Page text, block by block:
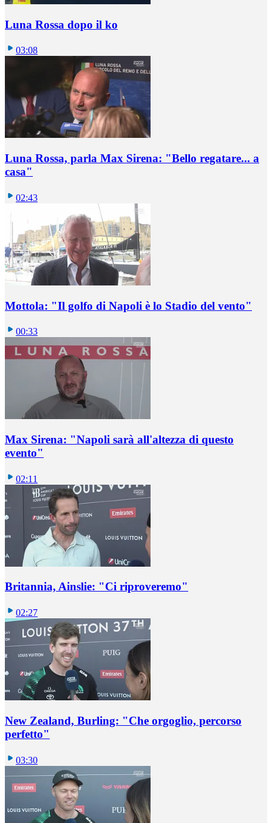
Luna Rossa dopo il ko
03:08
Luna Rossa, parla Max Sirena: "Bello regatare... a
casa"
02:43
Mottola: "Il golfo di Napoli è lo Stadio del vento"
00:33
Max Sirena: "Napoli sarà all'altezza di questo
evento"
02:11
Britannia, Ainslie: "Ci riproveremo"
02:27
New Zealand, Burling: "Che orgoglio, percorso
perfetto"
03:30